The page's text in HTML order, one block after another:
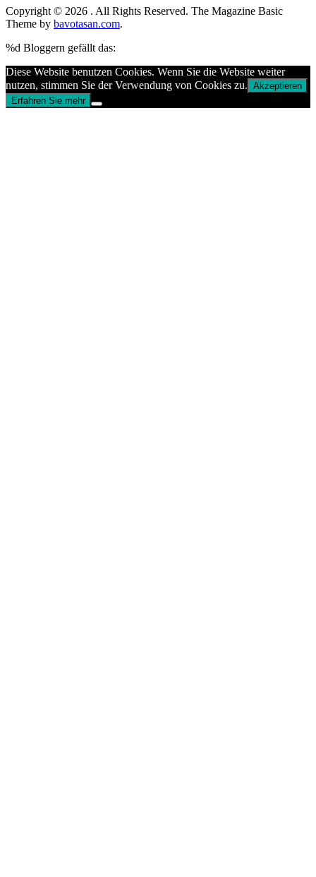
Copyright © 2026 . All Rights Reserved. The Magazine Basic
Theme by bavotasan.com.
%d Bloggern gefällt das:
Diese Website benutzen Cookies. Wenn Sie die Website weiter
nutzen, stimmen Sie der Verwendung von Cookies zu. Akzeptieren
Erfahren Sie mehr